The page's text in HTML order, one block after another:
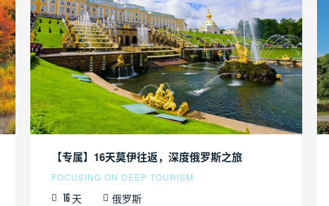
【专属】16天莫伊往返，深度俄罗斯之旅
FOCUSING ON DEEP TOURISM
16 天 俄罗斯